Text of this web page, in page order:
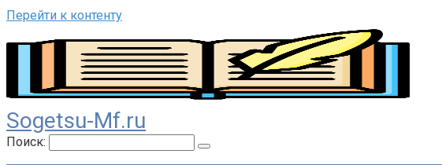
Перейти к контенту
Sogetsu-Mf.ru
Поиск: